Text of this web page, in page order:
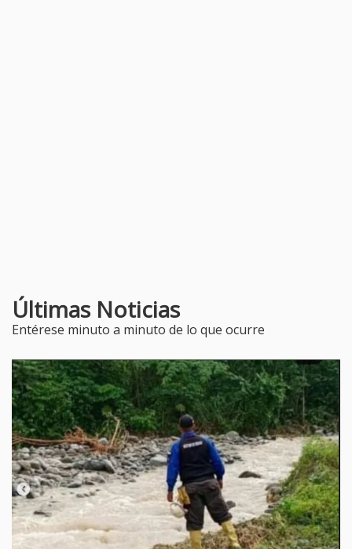
Últimas Noticias
Entérese minuto a minuto de lo que ocurre